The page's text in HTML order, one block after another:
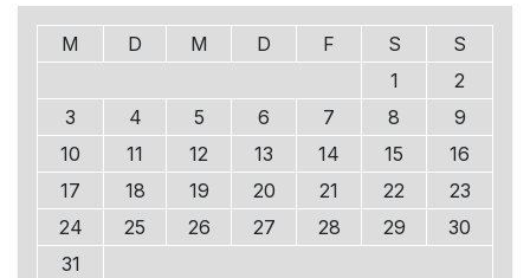
M D M D F S
S
1
2
3
4 5 6 7 8
9
10
11 12 13 14 15
16
17
18 19 20 21 22
23
24
25 26 27 28 29
30
31